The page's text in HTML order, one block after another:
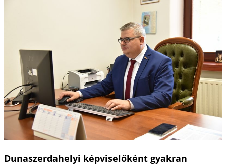
Dunaszerdahelyi képviselőként gyakran